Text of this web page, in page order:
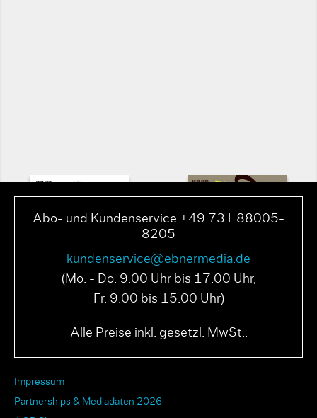
Abo- und Kundenservice +49 731 88005-
8205
kundenservice@ebnermedia.de
(Mo. - Do. 9.00 Uhr bis 17.00 Uhr,
Fr. 9.00 bis 15.00 Uhr)
Alle Preise inkl. gesetzl. MwSt..
Impressum
Partnerships & Mediadaten 2026